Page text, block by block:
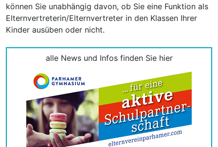
können Sie unabhängig davon, ob Sie eine Funktion als
Elternvertreterin/Elternvertreter in den Klassen Ihrer
Kinder ausüben oder nicht.
alle News und Infos finden Sie hier